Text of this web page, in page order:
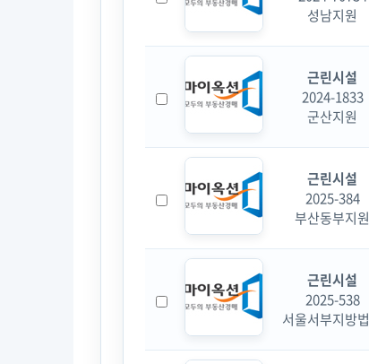
성남지원
근린시설
2024-1833
군산지원
근린시설
2025-384
부산동부지원
근린시설
2025-538
서울서부지방